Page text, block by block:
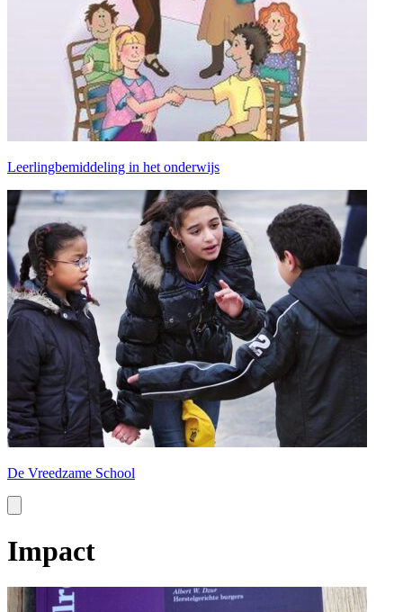
Leerlingbemiddeling in het onderwijs
De Vreedzame School
Impact